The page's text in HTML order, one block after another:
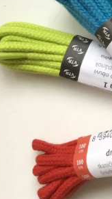
DENÍK MALÝ -